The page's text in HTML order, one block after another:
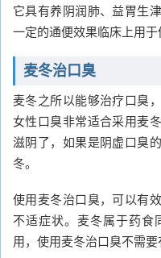
它具有养阴润肺、益胃生
一定的通便效果临床上用于
麦冬治口臭
麦冬之所以能够治疗口臭
女性口臭非常适合采用麦
滋阴了，如果是阴虚口臭
冬。
使用麦冬治口臭，可以有
不适症状。麦冬属于药食
用，使用麦冬治口臭不需要